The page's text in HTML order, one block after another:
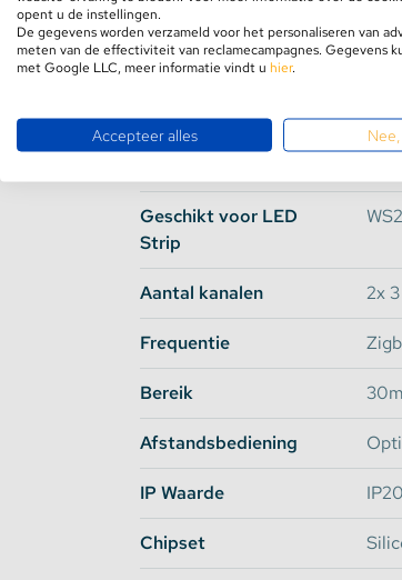
Protocol
Input Voltage
Output (W) 240
Geschikt voor LED
Strip
Aantal kanalen 2x 3
Frequentie
Bereik 30m
Afstandsbediening
IP Waarde IP20
Chipset
opent u de instellingen.
De gegevens worden verzameld voor het personaliseren van
meten van de effectiviteit van reclamecampagnes. Gegevens
met Google LLC, meer informatie vindt u hier.
Accepteer alles